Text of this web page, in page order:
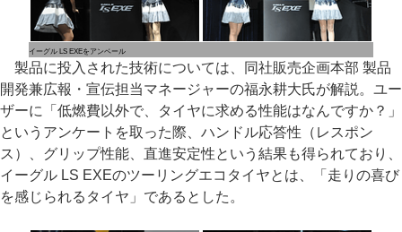
イーグル LS EXEをアンベール
製品に投入された技術については、同社販売企画本部 製品
開発兼広報・宣伝担当マネージャーの福永耕大氏が解説。ユー
ザーに「低燃費以外で、タイヤに求める性能はなんですか？」
というアンケートを取った際、ハンドル応答性（レスポン
ス）、グリップ性能、直進安定性という結果も得られており、
イーグル LS EXEのツーリングエコタイヤとは、「走りの喜び
を感じられるタイヤ」であるとした。